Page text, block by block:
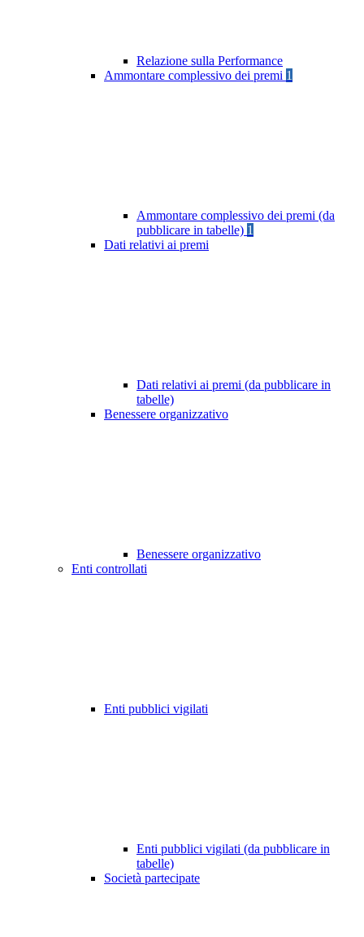
Relazione sulla Performance
Ammontare complessivo dei premi 1
Ammontare complessivo dei premi (da
pubblicare in tabelle) 1
Dati relativi ai premi
Dati relativi ai premi (da pubblicare in
tabelle)
Benessere organizzativo
Benessere organizzativo
Enti controllati
Enti pubblici vigilati
Enti pubblici vigilati (da pubblicare in
tabelle)
Società partecipate